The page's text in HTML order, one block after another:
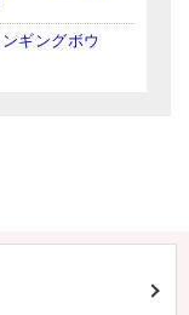
ギングボウ